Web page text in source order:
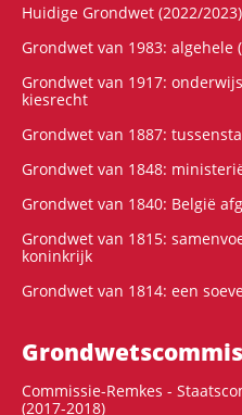
Huidige Grondwet (2022/2023)
Grondwet van 1983:
Grondwet van 1917:
kiesrecht
Grondwet van 1887:
Grondwet van 1848:
Grondwet van 1840: België
Grondwet van 1815:
koninkrijk
Grondwet van 1814: een
Commissie-Remkes -
(2017-2018)